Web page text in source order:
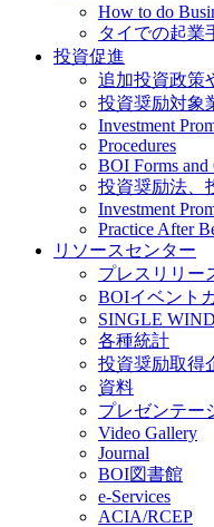
How to do
タイでの起業
投資促進
追加投資政策
投資奨励対象
Investment
Procedures
BOI Forms and
投資奨励法、
Investment
Practice After
リソースセンター
プレスリリー
BOIイベント
SINGLE
各種統計
投資奨励取得
資料
プレゼンテー
Video Gallery
Journal
BOI図書館
e-Services
ACIA/RCEP